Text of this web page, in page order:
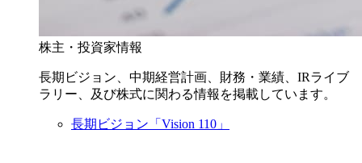
株主・投資家情報
長期ビジョン、中期経営計画、財務・業績、IRライブ
ラリー、及び株式に関わる情報を掲載しています。
長期ビジョン「Vision 110」